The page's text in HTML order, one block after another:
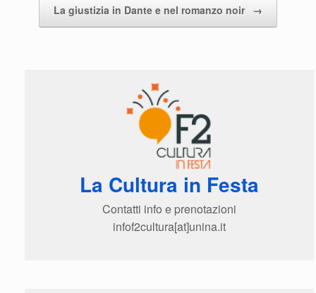
La giustizia in Dante e nel romanzo noir →
La Cultura in Festa
Contatti info e prenotazioni
infof2cultura[at]unina.it